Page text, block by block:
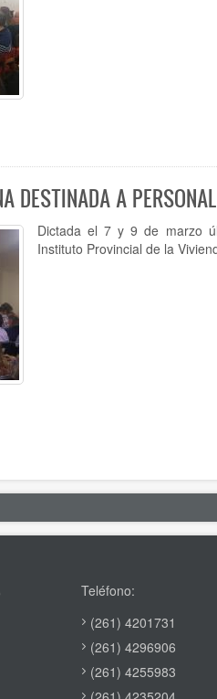
DESTINADA A
Dictada el 7 y 9 de marzo
Instituto Provincial de la
Teléfono:
(261) 4201731
(261) 4296906
(261) 4255983